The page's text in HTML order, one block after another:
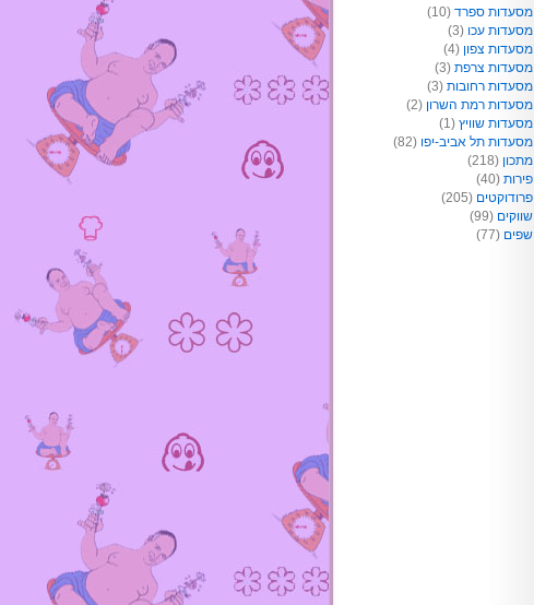
מסעדות ספרד (10)
מסעדות עכו (3)
מסעדות צפון (4)
מסעדות צרפת (3)
מסעדות רחובות (3)
מסעדות רמת השרון (2)
מסעדות שוויץ (1)
מסעדות תל אביב-יפו (82)
מתכון (218)
פירות (40)
פרודוקטים (205)
שווקים (99)
שפים (77)